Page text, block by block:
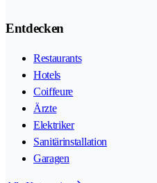
Entdecken
Restaurants
Hotels
Coiffeure
Ärzte
Elektriker
Sanitärinstallation
Garagen